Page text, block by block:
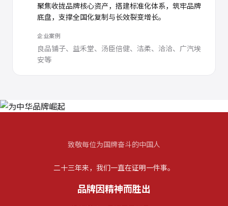
聚焦收拢品牌核心资产，搭建标准化体系，筑牢品牌
底盘，支撑全国化复制与长效裂变增长。
企业案例
良品铺子、益禾堂、汤臣倍健、洁柔、洽洽、广汽埃
安等
致敬每位为国牌奋斗的中国人
二十三年来，我们一直在证明一件事。
品牌因精神而胜出